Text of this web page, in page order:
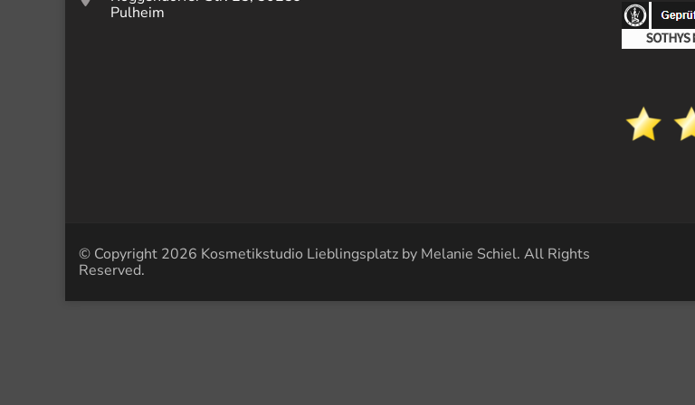
Pulheim
© Copyright 2026 Kosmetikstudio Lieblingsplatz by Melanie Schiel. All Rights
Reserved.